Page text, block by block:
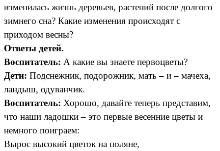
изменилась жизнь деревьев, растений после долгого
зимнего сна? Какие изменения происходят с
приходом весны?
Ответы детей.
Воспитатель: А какие вы знаете первоцветы?
Дети: Подснежник, подорожник, мать – и – мачеха,
ландыш, одуванчик.
Воспитатель: Хорошо, давайте теперь представим,
что наши ладошки – это первые весенние цветы и
немного поиграем:
Вырос высокий цветок на поляне,